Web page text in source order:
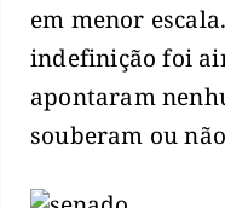
em menor
indefinição foi
apontaram
souberam ou